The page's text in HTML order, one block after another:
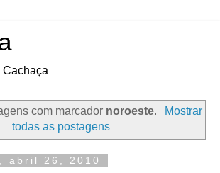
Cachaça
com marcador noroeste.
Mostrar
todas as postagens
abril 26, 2010